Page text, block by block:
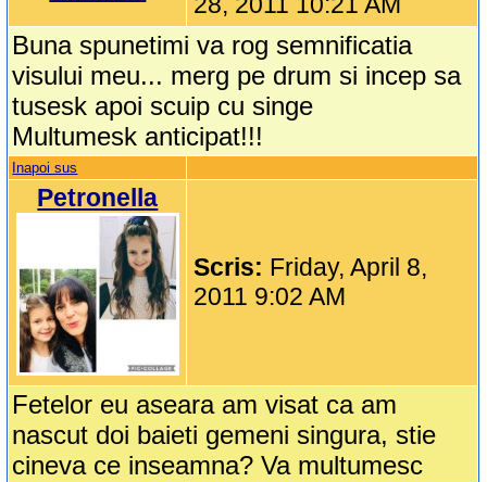
Buna spunetimi va rog semnificatia
visului meu... merg pe drum si incep sa
tusesk apoi scuip cu singe
Multumesk anticipat!!!
Inapoi sus
Petronella
Scris: Friday, April 8,
2011 9:02 AM
Fetelor eu aseara am visat ca am
nascut doi baieti gemeni singura, stie
cineva ce inseamna? Va multumesc